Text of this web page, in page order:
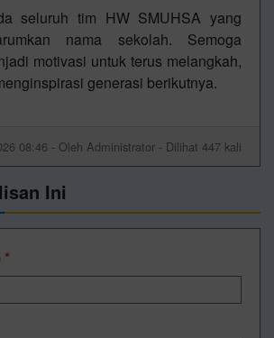
seluruh tim HW SMUHSA yang
nama sekolah. Semoga
motivasi untuk terus melangkah,
generasi berikutnya.
08:46 - Oleh Administrator - Dilihat 447 kali
Ini
*